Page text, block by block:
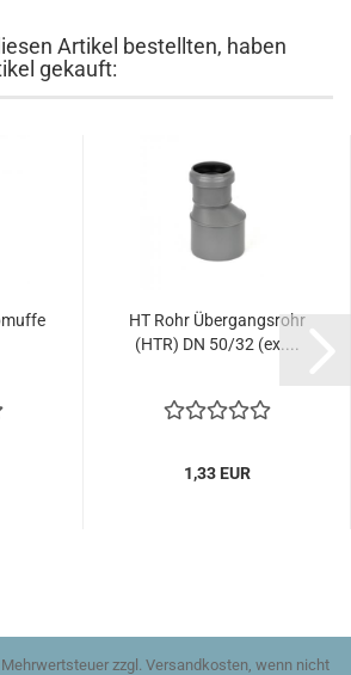
Artikel bestellten, haben
gekauft:
HT Rohr Übergangsrohr
(HTR) DN 50/32 (ex....
1,33 EUR
zzgl. Versandkosten, wenn nicht